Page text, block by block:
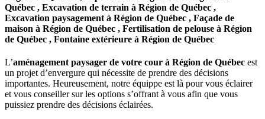
Québec , Excavation de terrain à Région de Québec ,
Excavation paysagement à Région de Québec , Façade de
maison à Région de Québec , Fertilisation de pelouse à Région
de Québec , Fontaine extérieure à Région de Québec
L’aménagement paysager de votre cour à Région de Québec est
un projet d’envergure qui nécessite de prendre des décisions
importantes. Heureusement, notre équippe est là pour vous éclairer
et vous conseiller sur les options s’offrant à vous afin que vous
puissiez prendre des décisions éclairées.